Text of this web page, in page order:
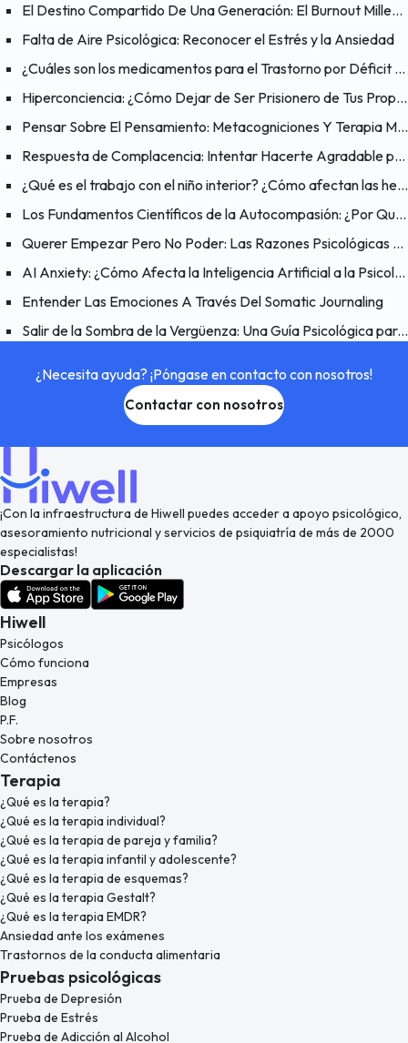
El Destino Compartido De Una Generación: El Burnout Millennial
Falta de Aire Psicológica: Reconocer el Estrés y la Ansiedad
¿Cuáles son los medicamentos para el Trastorno por Déficit de Atención e Hiperactividad (TDAH)?
Hiperconciencia: ¿Cómo Dejar de Ser Prisionero de Tus Propios Pensamientos?
Pensar Sobre El Pensamiento: Metacogniciones Y Terapia Metacognitiva
Respuesta de Complacencia: Intentar Hacerte Agradable para Reducir el Peligro
¿Qué es el trabajo con el niño interior? ¿Cómo afectan las heridas del pasado al presente?
Los Fundamentos Científicos de la Autocompasión: ¿Por Qué Funciona la Autocompasión?
Querer Empezar Pero No Poder: Las Razones Psicológicas Detrás del Problema de “Quiero Hacerlo Pero No Puedo”
AI Anxiety: ¿Cómo Afecta la Inteligencia Artificial a la Psicología Humana?
Entender Las Emociones A Través Del Somatic Journaling
Salir de la Sombra de la Vergüenza: Una Guía Psicológica para Hacer las Paces Contigo Mismo
¿Necesita ayuda? ¡Póngase en contacto con nosotros!
Contactar con nosotros
¡Con la infraestructura de Hiwell puedes acceder a apoyo psicológico,
asesoramiento nutricional y servicios de psiquiatría de más de 2000
especialistas!
Descargar la aplicación
Hiwell
Psicólogos
Cómo funciona
Empresas
Blog
P.F.
Sobre nosotros
Contáctenos
Terapia
¿Qué es la terapia?
¿Qué es la terapia individual?
¿Qué es la terapia de pareja y familia?
¿Qué es la terapia infantil y adolescente?
¿Qué es la terapia de esquemas?
¿Qué es la terapia Gestalt?
¿Qué es la terapia EMDR?
Ansiedad ante los exámenes
Trastornos de la conducta alimentaria
Pruebas psicológicas
Prueba de Depresión
Prueba de Estrés
Prueba de Adicción al Alcohol